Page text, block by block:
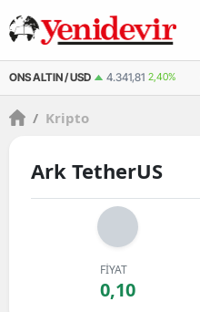
ONS ALTIN / USD 4.341,81 2,40%
/ Kripto
Ark TetherUS
FİYAT
0,10